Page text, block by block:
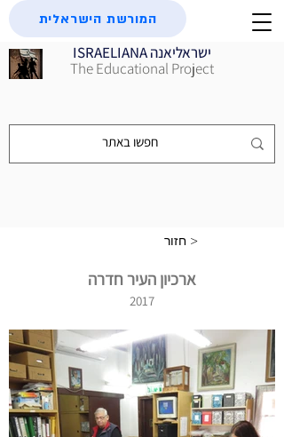
ISRAELIANA ישראליאנה
The Educational Project
המורשת הישראלית
חזור >
ארכיון העיר חדרה
2017